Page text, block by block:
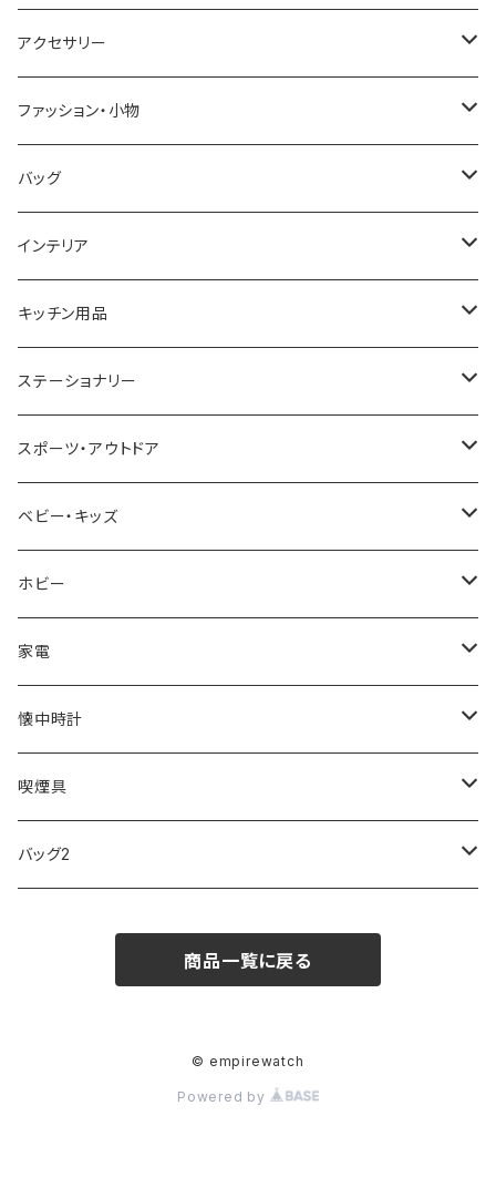
CASIO
GRANDEUR
COGU
GAGA MILANO
CACTUS
TIMEX
NIXON
AVALANCHE
ORIENT
ZEPPELIN
SKAGEN
FOOTBALL WATCHES
ARCA FUTURA
DANIEL WELLINGTON
LACOSTE
DIESEL
MICHAEL KORS
NO BRAND
SONNE
DUCT
TRANSNUMBER
SAAMA HOMME
ARNOLD PALMER
MICHAEL KORS
DIESEL
ALV
Merge
ETTINGER
COACH
BVLGARI
VANQUISH
アクセサリー
GUCCI
TIFFANY&CO
FOLLI FOLLIE
POLICE
PAUL HEWITT
22designstudio
BOTTEGA VENETA
EMPORIO ARMANI
CALVIN KLEIN
DANIEL WELLINGTON
SWAROVSKI
VIVIENNE WESTWOOD
ファッション・小物
DAKS
栃木レザー
NIKE
DUNHILL
NEWYORKER
OROBIANCO
Ellese
COLEMAN
MONTBLANC
Fashion Accessory Cllection
ISLAND
バッグ
MANHATTAN PORTAGE
United HOMME
RODANIA
BEAMZSQUARE
BLAZER CLUB
ANDY HAWARD
G GUSTO
GULLWING
LESPORTSAC
PRADA
インテリア
CRYSTOCRAFT
SEIKO
CITIZEN
BRAUN
RHYTHM
BLOSSOM
MONDAINE
MAWA
その他
キッチン用品
I'mD
Helios
VALENTINO VISCANI
ステーショナリー
LAMY
WATERMAN
PARKER
PELIKAN
CROSS
MONTBLANC
SWAROVSKI
スポーツ・アウトドア
Trangia
Barebones
FEUERHAND
CASIO
ベビー・キッズ
ふわりぃ
ERGO BABY
ホビー
その他
AMOS
OMMIX
COACH
家電
CREATE
TORAY
OMRON
SPICE OF LIFE
懐中時計
MONDAINE
喫煙具
ZIPPO
TSUBOTA PEARL
バッグ2
商品一覧に戻る
© empirewatch
Powered by